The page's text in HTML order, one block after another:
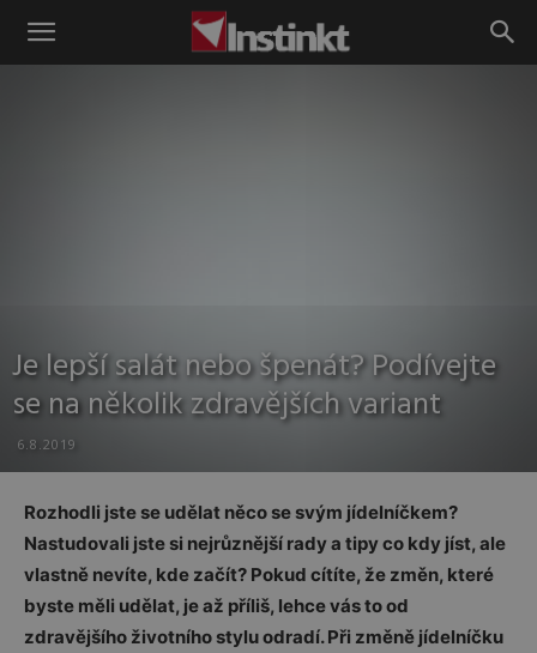
Instinkt
Je lepší salát nebo špenát? Podívejte
se na několik zdravějších variant
6.8.2019
Rozhodli jste se udělat něco se svým jídelníčkem?
Nastudovali jste si nejrůznější rady a tipy co kdy jíst, ale
vlastně nevíte, kde začít? Pokud cítíte, že změn, které
byste měli udělat, je až příliš, lehce vás to od
zdravějšího životního stylu odradí. Při změně jídelníčku